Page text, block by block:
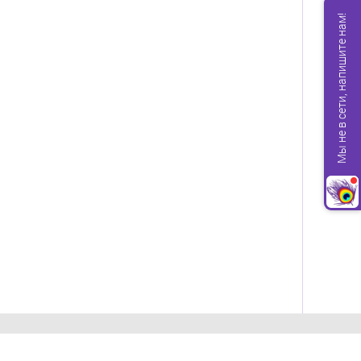
Мы не в сети, напишите нам!